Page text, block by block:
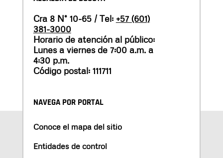
Cra 8 N° 10-65 / Tel: +57 (601)
381-3000
Horario de atención al público:
Lunes a viernes de 7:00 a.m. a
4:30 p.m.
Código postal: 111711
NAVEGA POR PORTAL
Conoce el mapa del sitio
Entidades de control